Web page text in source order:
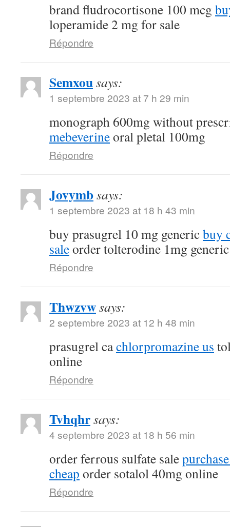
brand fludrocortisone 100 mcg
loperamide 2 mg for sale
Répondre
Semxousays:
1 septembre 2023 at 7 h 29 min
monograph 600mg without
mebeverineoral pletal 100mg
Répondre
Jovymbsays:
1 septembre 2023 at 18 h 43 min
buy prasugrel 10 mg genericbuy
saleorder tolterodine 1mg generic
Répondre
Thwzvwsays:
2 septembre 2023 at 12 h 48 min
prasugrel cachlorpromazine us
online
Répondre
Tvhqhrsays:
4 septembre 2023 at 18 h 56 min
order ferrous sulfate sale
cheap order sotalol 40mg online
Répondre